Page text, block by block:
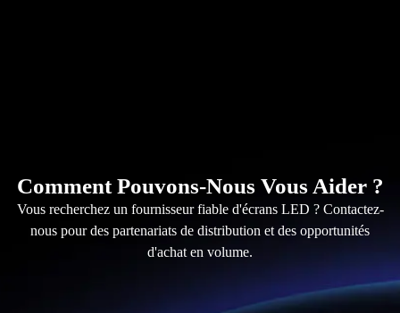
Comment Pouvons-Nous Vous Aider ?
Vous recherchez un fournisseur fiable d'écrans LED ? Contactez-
nous pour des partenariats de distribution et des opportunités
d'achat en volume.